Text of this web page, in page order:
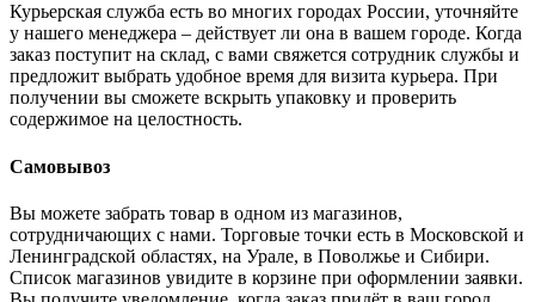
Курьерская служба есть во многих городах России, уточняйте
у нашего менеджера – действует ли она в вашем городе. Когда
заказ поступит на склад, с вами свяжется сотрудник службы и
предложит выбрать удобное время для визита курьера. При
получении вы сможете вскрыть упаковку и проверить
содержимое на целостность.
Самовывоз
Вы можете забрать товар в одном из магазинов,
сотрудничающих с нами. Торговые точки есть в Московской и
Ленинградской областях, на Урале, в Поволжье и Сибири.
Список магазинов увидите в корзине при оформлении заявки.